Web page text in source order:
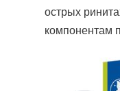
острых
компонентам